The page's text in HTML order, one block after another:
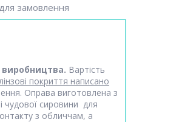
замовлення
виробництва. Вартість
покриття написано
Оправа виготовлена з
чудової сировини для
з обличчам, а